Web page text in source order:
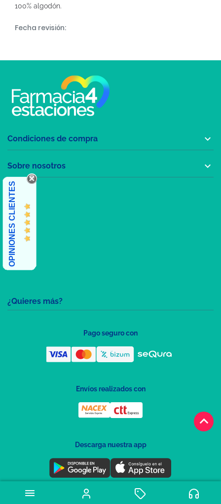
100% algodón.
Fecha revisión:
keyboard_arrow_up
¿Quieres más?
Condiciones de compra 
Sobre nosotros 
OPINIONES CLIENTES
Pago seguro con
Envíos realizados con
Descarga nuestra app